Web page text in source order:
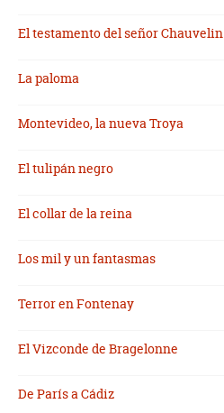
El testamento del señor Chauvelin
La paloma
Montevideo, la nueva Troya
El tulipán negro
El collar de la reina
Los mil y un fantasmas
Terror en Fontenay
El Vizconde de Bragelonne
De París a Cádiz